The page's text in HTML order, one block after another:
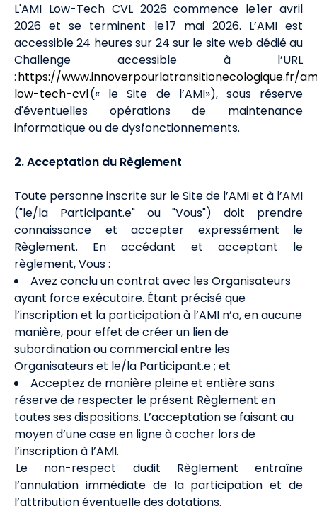
L'AMI Low-Tech CVL 2026 commence le 1er avril
2026 et se terminent le 17 mai 2026. L’AMI est
accessible 24 heures sur 24 sur le site web dédié au
Challenge accessible à l’URL
:https://www.innoverpourlatransitionecologique.fr/
low-tech-cvl(« le Site de l’AMI»), sous réserve
d'éventuelles opérations de maintenance
informatique ou de dysfonctionnements.
2. Acceptation du Règlement
Toute personne inscrite sur le Site de l’AMI et à l’AMI
("le/la Participant.e" ou "Vous") doit prendre
connaissance et accepter expressément le
Règlement. En accédant et acceptant le
règlement, Vous :
Avez conclu un contrat avec les Organisateurs
ayant force exécutoire. Étant précisé que
l’inscription et la participation à l’AMI n’a, en aucune
manière, pour effet de créer un lien de
subordination ou commercial entre les
Organisateurs et le/la Participant.e ; et
Acceptez de manière pleine et entière sans
réserve de respecter le présent Règlement en
toutes ses dispositions. L’acceptation se faisant au
moyen d’une case en ligne à cocher lors de
l’inscription à l’AMI.
Le non-respect dudit Règlement entraîne
l’annulation immédiate de la participation et de
l’attribution éventuelle des dotations.